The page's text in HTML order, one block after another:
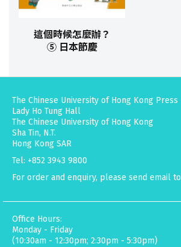
這個時候怎麼辦？
⑤ 日本節慶
The Chinese University of Hong Kong Press
Lady Ho Tung Hall
The Chinese University of Hong Kong
Sha Tin, N.T.
Hong Kong SAR
Tel: +852 3943 9800
For order and enquiry, please send email to
Office Hours:
Monday - Friday
(10:30am - 12:30pm; 2:30pm - 5:30pm)